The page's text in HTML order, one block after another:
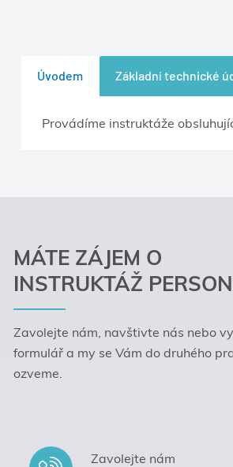
Úvodem
Provádíme instruktáže
Základní technické
MÁTE ZÁJEM O
INSTRUKTÁŽ
Zavolejte nám, navštivte nás nebo
formulář a my se Vám do druhého
ozveme.
Zavolejte nám